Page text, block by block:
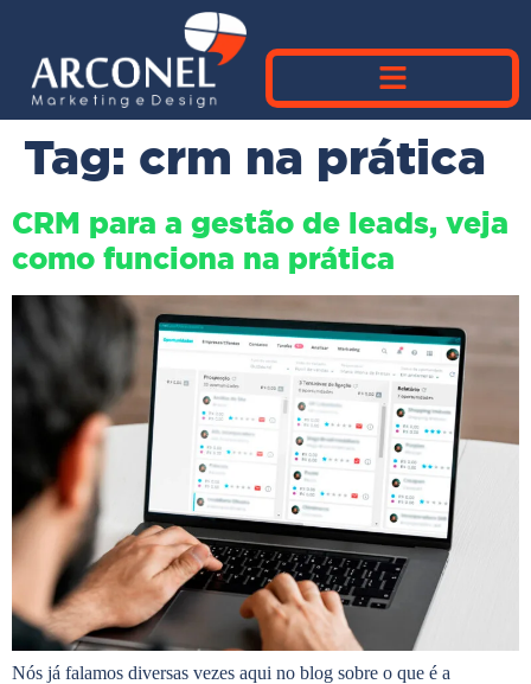
Tag: crm na prática
CRM para a gestão de leads, veja
como funciona na prática
Nós já falamos diversas vezes aqui no blog sobre o que é a